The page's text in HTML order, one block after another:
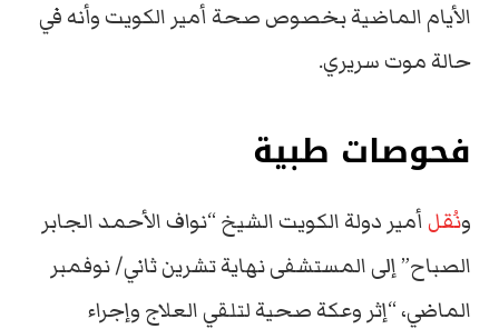
الأيام الماضية بخصوص صحة أمير الكويت وأنه في
حالة موت سريري.
فحوصات طبية
ونُقلأمير دولة الكويت الشيخ “نواف الأحمد الجابر
الصباح” إلى المستشفى نهاية تشرين ثاني/ نوفمبر
الماضي، “إثر وعكة صحية لتلقي العلاج وإجراء